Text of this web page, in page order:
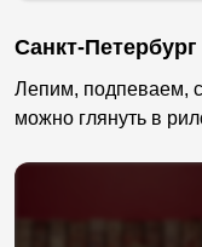
Санкт-Петербург
Лепим, подпеваем,
можно глянуть в